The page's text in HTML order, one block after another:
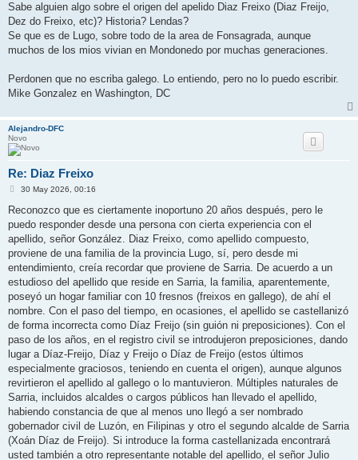
a
j
Sabe alguien algo sobre el origen del apelido Diaz Freixo (Diaz Freijo,
Dez do Freixo, etc)? Historia? Lendas?
Se que es de Lugo, sobre todo de la area de Fonsagrada, aunque
muchos de los mios vivian en Mondonedo por muchas generaciones.
Perdonen que no escriba galego. Lo entiendo, pero no lo puedo escribir.
Mike Gonzalez en Washington, DC
Alejandro-DFC
Novo
Re: Diaz Freixo
M
n
a
j
30 May 2026, 00:16
Reconozco que es ciertamente inoportuno 20 años después, pero le
puedo responder desde una persona con cierta experiencia con el
apellido, señor González. Diaz Freixo, como apellido compuesto,
proviene de una familia de la provincia Lugo, sí, pero desde mi
entendimiento, creía recordar que proviene de Sarria. De acuerdo a un
estudioso del apellido que reside en Sarria, la familia, aparentemente,
poseyó un hogar familiar con 10 fresnos (freixos en gallego), de ahí el
nombre. Con el paso del tiempo, en ocasiones, el apellido se castellanizó
de forma incorrecta como Díaz Freijo (sin guión ni preposiciones). Con el
paso de los años, en el registro civil se introdujeron preposiciones, dando
lugar a Díaz-Freijo, Díaz y Freijo o Díaz de Freijo (estos últimos
especialmente graciosos, teniendo en cuenta el origen), aunque algunos
revirtieron el apellido al gallego o lo mantuvieron. Múltiples naturales de
Sarria, incluidos alcaldes o cargos públicos han llevado el apellido,
habiendo constancia de que al menos uno llegó a ser nombrado
gobernador civil de Luzón, en Filipinas y otro el segundo alcalde de Sarria
(Xoán Díaz de Freijo). Si introduce la forma castellanizada encontrará
usted también a otro representante notable del apellido, el señor Julio